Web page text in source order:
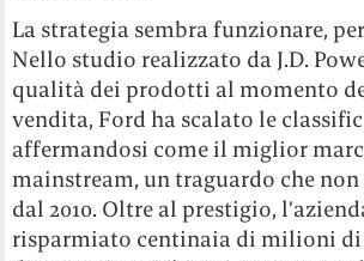
La strategia sembra funzionare,
Nello studio realizzato da J.D.
qualità dei prodotti al momento
vendita, Ford ha scalato le
affermandosi come il miglior
mainstream, un traguardo che non
dal 2010. Oltre al prestigio,
risparmiato centinaia di milioni